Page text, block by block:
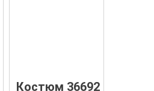
Костюм 36692